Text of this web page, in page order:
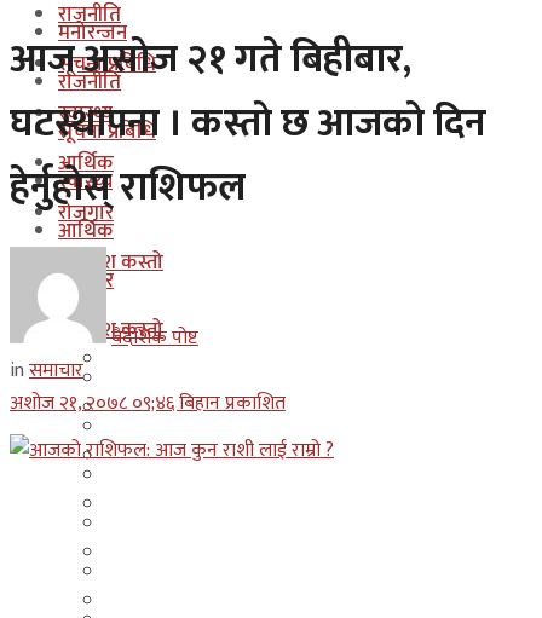
राजनीति
सूचना प्रबिधि
स्वास्थ्य
आर्थिक
रोजगार
कुन देश कस्तो
इजरायल
कुवेत
दक्षिण कोरीया
मनोरन्जन
राजनीति
सूचना प्रबिधि
स्वास्थ्य
आर्थिक
रोजगार
कुन देश कस्तो
आज असाेज २१ गते बिहीबार,
घटस्थापना । कस्ताे छ आजकाे दिन
हेर्नुहाेस् राशिफल
बैदेशिक पोष्ट
inसमाचार
अशोज २१, २०७८ ०९;४६ बिहान प्रकाशित